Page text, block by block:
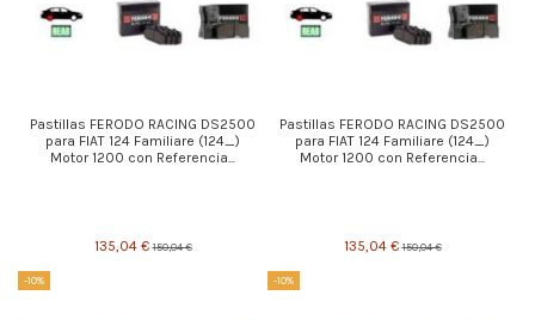
Pastillas FERODO RACING DS2500
para FIAT 124 Familiare (124_)
Motor 1200 con Referencia...
135,04 € 150,04 €
Pastillas FERODO RACING DS2500
para FIAT 124 Familiare (124_)
Motor 1200 con Referencia...
135,04 € 150,04 €
-10% -10%